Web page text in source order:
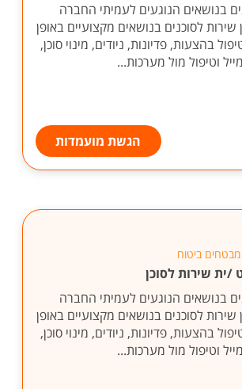
בנושאים הנוגעים לעמיתי החברה
לסוכנים בנושאים מקצועיים באופן
בהצעות, פדיונות, ניודים, מינוי סוכן,
וטיפול מול מערכות...
הגשת מועמדות
ביטוח
/ית שירות לסוכן
בנושאים הנוגעים לעמיתי החברה
לסוכנים בנושאים מקצועיים באופן
בהצעות, פדיונות, ניודים, מינוי סוכן,
וטיפול מול מערכות...